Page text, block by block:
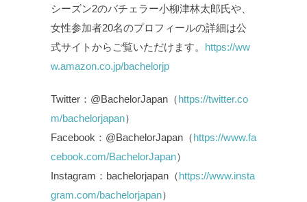
シーズン2のバチェラー小柳津林太郎氏や、
女性参加者20名のプロフィールの詳細は公
式サイトからご覧いただけます。 https://ww
w.amazon.co.jp/bachelorjp
Twitter：@BachelorJapan（https://twitter.co
m/bachelorjapan）
Facebook：@BachelorJapan（https://www.fa
cebook.com/BachelorJapan）
Instagram：bachelorjapan（https://www.insta
gram.com/bachelorjapan）